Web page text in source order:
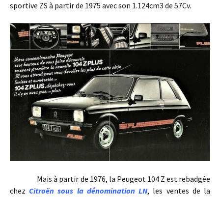
sportive ZS à partir de 1975 avec son 1.124cm3 de 57Cv.
Mais à partir de 1976, la Peugeot 104 Z est rebadgée
chez Citroën sous la dénomination LN, les ventes de la